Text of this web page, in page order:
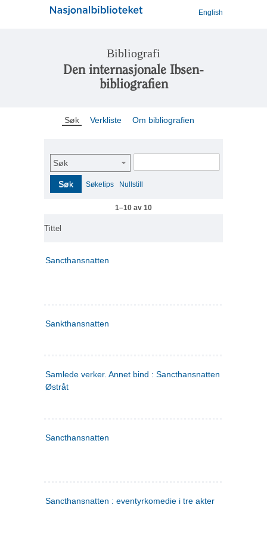
English
Bibliografi
Den internasjonale Ibsen-
bibliografien
Søk Verkliste Om bibliografien
Søk
Søk Søketips Nullstill
1–10 av 10
Tittel
Sancthansnatten
Sankthansnatten
Samlede verker. Annet bind : Sancthansnatten ; Fru Inger
Østråt
Sancthansnatten
Sancthansnatten : eventyrkomedie i tre akter